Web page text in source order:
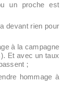
un proche est
devant rien pour
à la campagne
Et avec un taux
;
hommage à